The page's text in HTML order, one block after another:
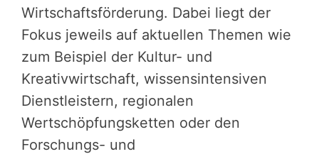
Wirtschaftsförderung. Dabei liegt der
Fokus jeweils auf aktuellen Themen wie
zum Beispiel der Kultur- und
Kreativwirtschaft, wissensintensiven
Dienstleistern, regionalen
Wertschöpfungsketten oder den
Forschungs- und